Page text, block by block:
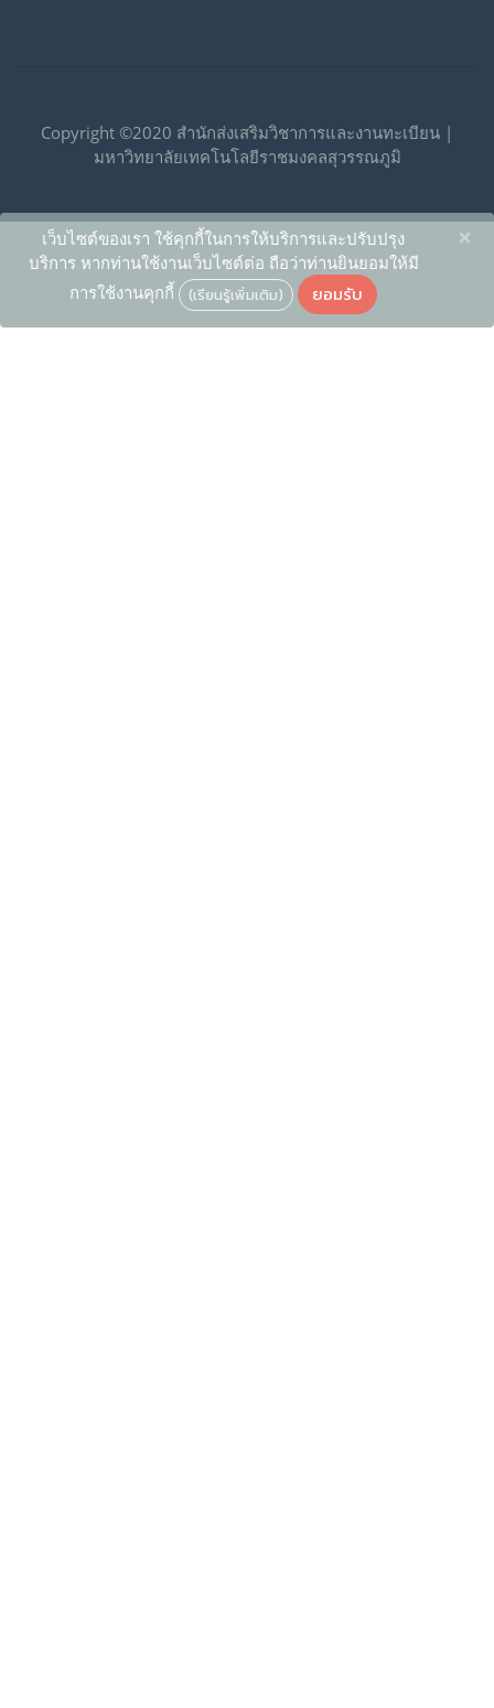
Copyright ©2020 สำนักส่งเสริมวิชาการและงานทะเบียน |
มหาวิทยาลัยเทคโนโลยีราชมงคลสุวรรณภูมิ
เว็บไซต์ของเรา ใช้คุกกี้ในการให้บริการและปรับปรุง
บริการ หากท่านใช้งานเว็บไซต์ต่อ ถือว่าท่านยินยอมให้มี
การใช้งานคุกกี้ (เรียนรู้เพิ่มเติม) ยอมรับ
×